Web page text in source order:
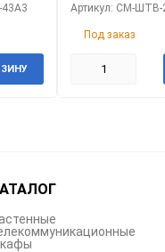
43А3 Артикул: CM-ШТВ-
Под заказ